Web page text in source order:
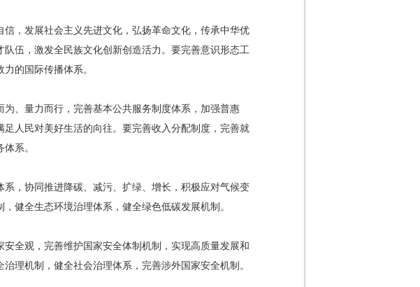
，发展社会主义先进文化，弘扬革命文化，传承中华优
伍，激发全民族文化创新创造活力。要完善意识形态工
的国际传播体系。
、量力而行，完善基本公共服务制度体系，加强普惠
人民对美好生活的向往。要完善收入分配制度，完善就
系。
，协同推进降碳、减污、扩绿、增长，积极应对气候变
健全生态环境治理体系，健全绿色低碳发展机制。
全观，完善维护国家安全体制机制，实现高质量发展和
理机制，健全社会治理体系，完善涉外国家安全机制。